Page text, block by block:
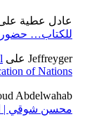
عادل عطية
للكتاب… حضور
Jeffreyger على
of Nations
Abdelwahab
محسن شوقي |